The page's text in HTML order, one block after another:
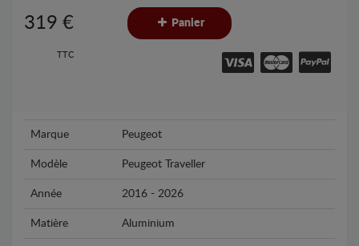
319 €
TTC
Panier
Marque Peugeot
Modèle Peugeot Traveller
Année 2016 - 2026
Matière Aluminium